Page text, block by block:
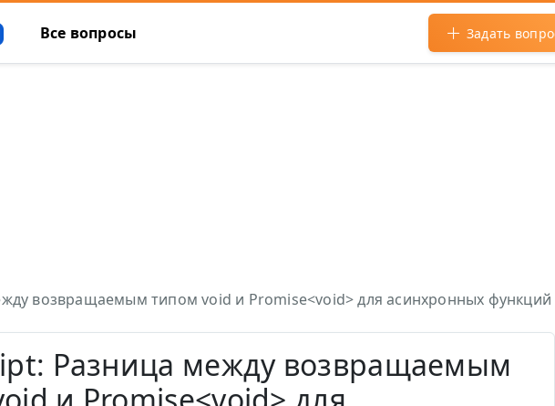
Все вопросы Задать
возвращаемым типом void и Promise<void> для асинхронных функций
Разница между возвращаемым